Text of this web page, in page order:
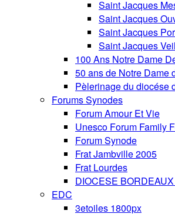
Saint Jacques
Saint Jacques
Saint Jacques
Saint Jacques
100 Ans Notre Dame
50 ans de Notre Dame
Pèlerinage du diocése
Forums Synodes
Forum Amour Et Vie
Unesco Forum Family
Forum Synode
Frat Jambville 2005
Frat Lourdes
DIOCESE
EDC
3etoiles 1800px